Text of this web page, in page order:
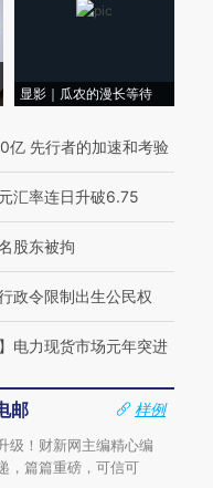
显影｜瓜农的漫长等待
亿 先行者的加速和考验
汇率连日升破6.75
股东被拘
政令限制出生公民权
电力现货市场元年突进
邮
样例
级！财新网主编精心编
，篇篇重磅，可信可